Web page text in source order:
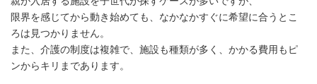
限界を感じてから動き始めても、なかなかすぐに希望に合うとこ
ろは見つかりません。
また、介護の制度は複雑で、施設も種類が多く、かかる費用もピ
ンからキリまであります。